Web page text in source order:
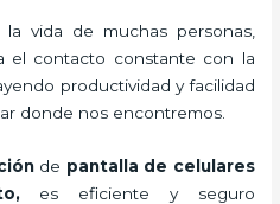
vida de muchas personas,
el contacto constante con la
productividad y facilidad
donde nos encontremos.
de pantalla de celulares
es eficiente y seguro